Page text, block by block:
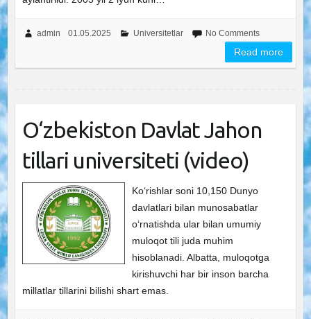
admin 01.05.2025 Universitetlar No Comments
Read more
O‘zbekiston Davlat Jahon
tillari universiteti (video)
Ko‘rishlar soni 10,150 Dunyo
davlatlari bilan munosabatlar
o‘rnatishda ular bilan umumiy
muloqot tili juda muhim
hisoblanadi. Albatta, muloqotga
kirishuvchi har bir inson barcha
millatlar tillarini bilishi shart emas.